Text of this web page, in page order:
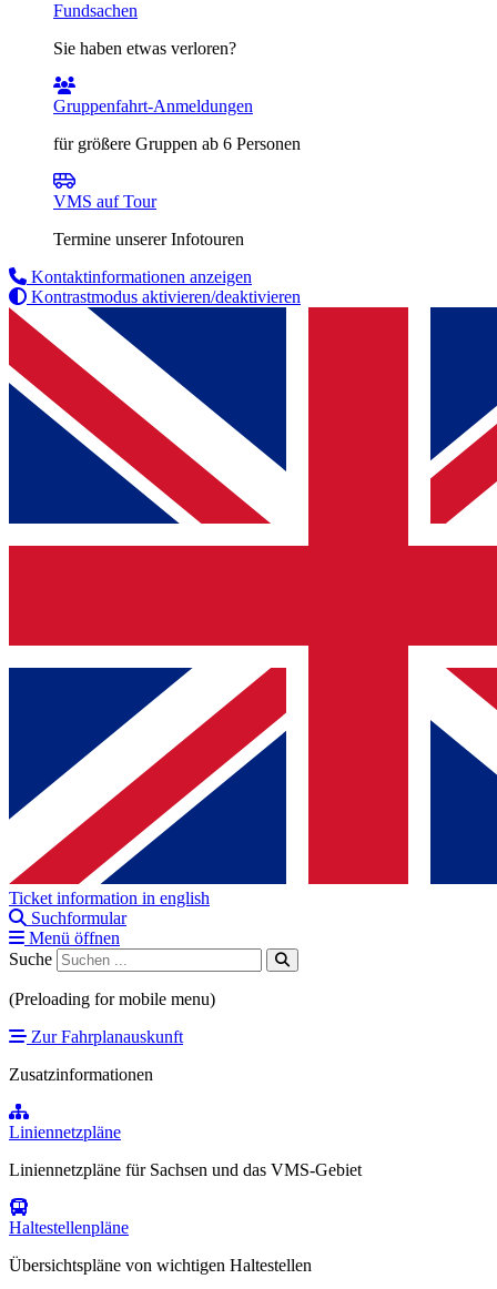
Fundsachen
Sie haben etwas verloren?
Gruppenfahrt-Anmeldungen
für größere Gruppen ab 6 Personen
VMS auf Tour
Termine unserer Infotouren
Kontaktinformationen anzeigen
Kontrastmodus aktivieren/deaktivieren
Ticket information in english
Suchformular
Menü öffnen
Suche
(Preloading for mobile menu)
Zur Fahrplanauskunft
Zusatzinformationen
Liniennetzpläne
Liniennetzpläne für Sachsen und das VMS-Gebiet
Haltestellenpläne
Übersichtspläne von wichtigen Haltestellen